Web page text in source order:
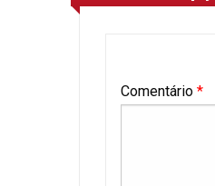
Comentário *